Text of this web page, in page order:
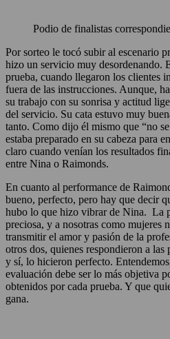
Podio de finalistas
Por sorteo le tocó subir al escenario
hizo un servicio muy desordenando.
prueba, cuando llegaron los clientes
fuera de las instrucciones. Aunque,
su trabajo con su sonrisa y actitud
del servicio. Su cata estuvo muy
tanto. Como dijo él mismo que “no
estaba preparado en su cabeza para
claro cuando venían los resultados
entre Nina o Raimonds.
En cuanto al performance de
bueno, perfecto, pero hay que decir
hubo lo que hizo vibrar de Nina. La
preciosa, y a nosotras como mujeres
transmitir el amor y pasión de la
otros dos, quienes respondieron a
y sí, lo hicieron perfecto.
evaluación debe ser lo más objetiva
obtenidos por cada prueba. Y que
gana.